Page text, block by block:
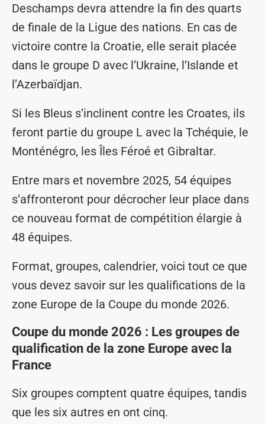
Deschamps devra attendre la fin des quarts
de finale de la Ligue des nations. En cas de
victoire contre la Croatie, elle serait placée
dans le groupe D avec l’Ukraine, l’Islande et
l’Azerbaïdjan.
Si les Bleus s’inclinent contre les Croates, ils
feront partie du groupe L avec la Tchéquie, le
Monténégro, les Îles Féroé et Gibraltar.
Entre mars et novembre 2025, 54 équipes
s’affronteront pour décrocher leur place dans
ce nouveau format de compétition élargie à
48 équipes.
Format, groupes, calendrier, voici tout ce que
vous devez savoir sur les qualifications de la
zone Europe de la Coupe du monde 2026.
Coupe du monde 2026 : Les groupes de
qualification de la zone Europe avec la
France
Six groupes comptent quatre équipes, tandis
que les six autres en ont cinq.